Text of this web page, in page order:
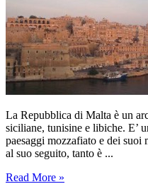
La Repubblica di Malta è un
siciliane, tunisine e libiche. E’
paesaggi mozzafiato e dei
al suo seguito, tanto è ...
Read More »